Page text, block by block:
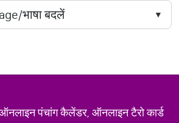
पंचांग कैलेंडर, ऑनलाइन टैरो कार्ड